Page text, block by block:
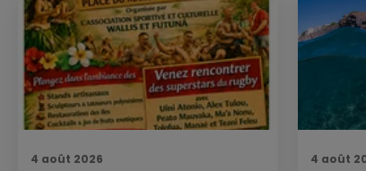
4 août 2026 4 août